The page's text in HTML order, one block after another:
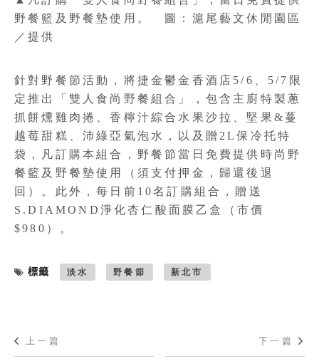
野餐籃及野餐墊使用。 圖：滬尾藝文休閒園區
／提供
針對野餐節活動，將捷金鬱金香酒店5/6、5/7限
定推出「雙人食尚野餐組合」，包含主廚特製蔥
抓餅燻雞肉捲、香檸汁綜合水果沙拉、堅果&蔓
越莓甜糕、沛綠亞氣泡水，以及贈2L保冷托特
袋，凡訂購本組合，野餐節當日免費提供時尚野
餐籃及野餐墊使用（須支付押金，歸還後退
回）。此外，每日前10名訂購組合，贈送
S.DIAMOND淨化杏仁酸面膜乙盒（市價
$980）。
標籤 淡水 野餐節 新北市
上一篇 下一篇